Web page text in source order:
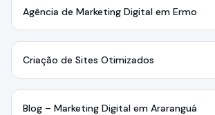
Agência de Marketing Digital em Ermo
Criação de Sites Otimizados
Blog – Marketing Digital em Araranguá